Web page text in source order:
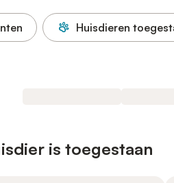
Huisdieren
is toegestaan